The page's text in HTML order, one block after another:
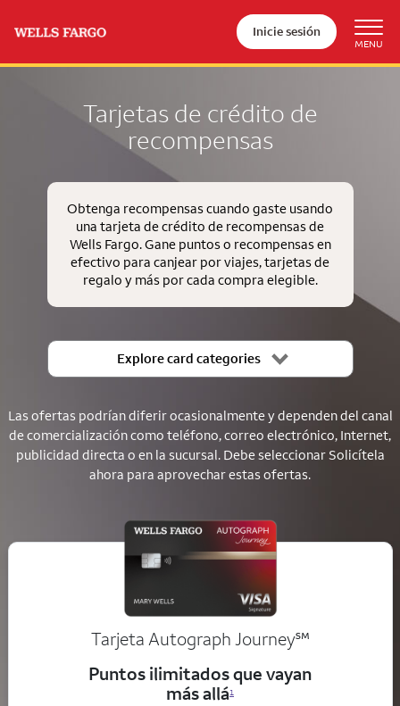
Inicie sesión
Tarjetas de crédito de
recompensas
Obtenga recompensas cuando gaste usando
una tarjeta de crédito de recompensas de
Wells Fargo. Gane puntos o recompensas en
efectivo para canjear por viajes, tarjetas de
regalo y más por cada compra elegible.
Explore card categories
Las ofertas podrían diferir ocasionalmente y dependen del canal
de comercialización como teléfono, correo electrónico, Internet,
publicidad directa o en la sucursal. Debe seleccionar Solicítela
ahora para aprovechar estas ofertas.
Tarjeta Autograph Journeyservice mark
℠
Puntos ilimitados que vayan
más allá1